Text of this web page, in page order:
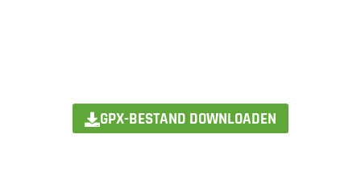
GPX-BESTAND DOWNLOADEN